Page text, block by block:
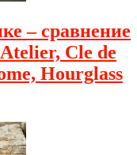
– сравнение
Cle de
Hourglass